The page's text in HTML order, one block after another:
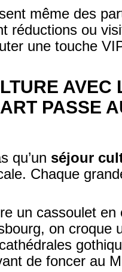
même des
réductions ou
une touche
AVEC
PASSE
qu’un séjour
Chaque
un cassoulet en
on croque
de foncer au